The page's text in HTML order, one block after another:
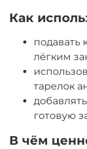
Как
подавать
лёгким
тарелок
готовую
В чём